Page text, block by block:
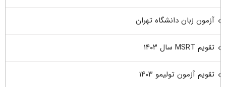
آزمون زبان دانشگاه تهران
تقویم MSRT سال ۱۴۰۳
تقویم آزمون تولیمو ۱۴۰۳